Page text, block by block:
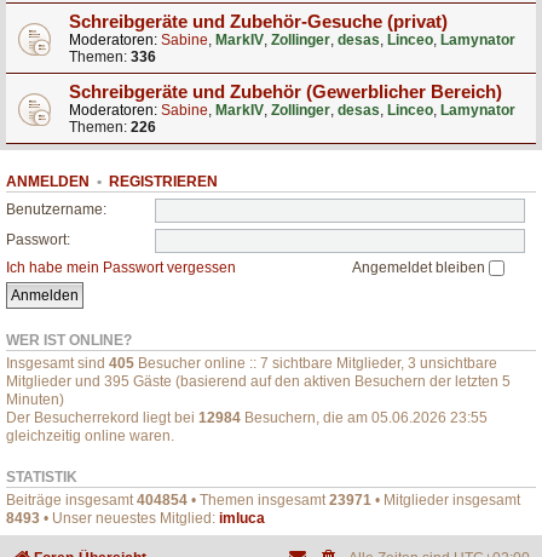
Schreibgeräte und Zubehör-Gesuche (privat)
Moderatoren: Sabine, MarkIV, Zollinger, desas, Linceo, Lamynator
Themen: 336
Schreibgeräte und Zubehör (Gewerblicher Bereich)
Moderatoren: Sabine, MarkIV, Zollinger, desas, Linceo, Lamynator
Themen: 226
ANMELDEN • REGISTRIEREN
Benutzername:
Passwort:
Ich habe mein Passwort vergessen
Angemeldet bleiben
WER IST ONLINE?
Insgesamt sind 405 Besucher online :: 7 sichtbare Mitglieder, 3 unsichtbare
Mitglieder und 395 Gäste (basierend auf den aktiven Besuchern der letzten 5
Minuten)
Der Besucherrekord liegt bei 12984 Besuchern, die am 05.06.2026 23:55
gleichzeitig online waren.
STATISTIK
Beiträge insgesamt404854 • Themen insgesamt23971 • Mitglieder insgesamt
8493 • Unser neuestes Mitglied: imluca